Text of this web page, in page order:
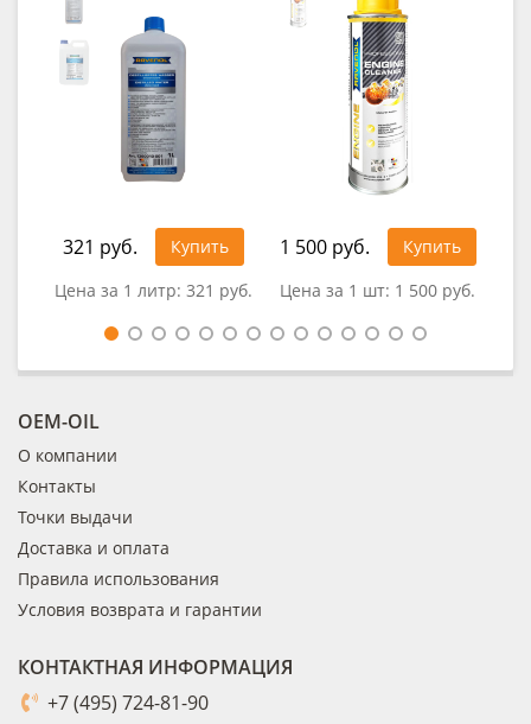
321 руб.
Купить
Цена за 1 литр: 321 руб.
1 500 руб.
Купить
Цена за 1 шт: 1 500 руб.
OEM-OIL
О компании
Контакты
Точки выдачи
Доставка и оплата
Правила использования
Условия возврата и гарантии
КОНТАКТНАЯ ИНФОРМАЦИЯ
+7 (495) 724-81-90